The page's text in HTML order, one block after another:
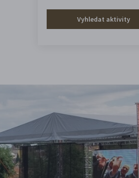
Vyhledat aktivity